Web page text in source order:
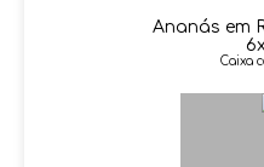
Ananás em
Caixa